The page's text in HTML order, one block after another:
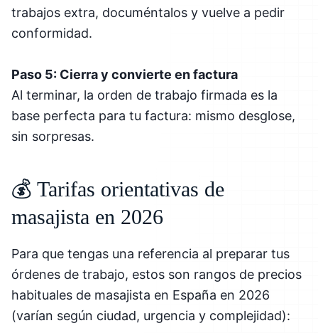
trabajos extra, documéntalos y vuelve a pedir
conformidad.
Paso 5: Cierra y convierte en factura
Al terminar, la orden de trabajo firmada es la
base perfecta para tu factura: mismo desglose,
sin sorpresas.
💰 Tarifas orientativas de
masajista en 2026
Para que tengas una referencia al preparar tus
órdenes de trabajo, estos son rangos de precios
habituales de masajista en España en 2026
(varían según ciudad, urgencia y complejidad):